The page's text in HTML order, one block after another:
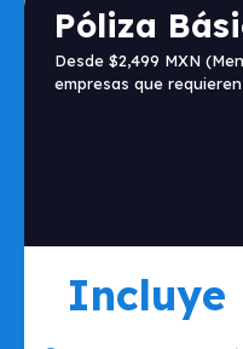
Póliza
Desde $2,499 MXN
empresas que
Incluye